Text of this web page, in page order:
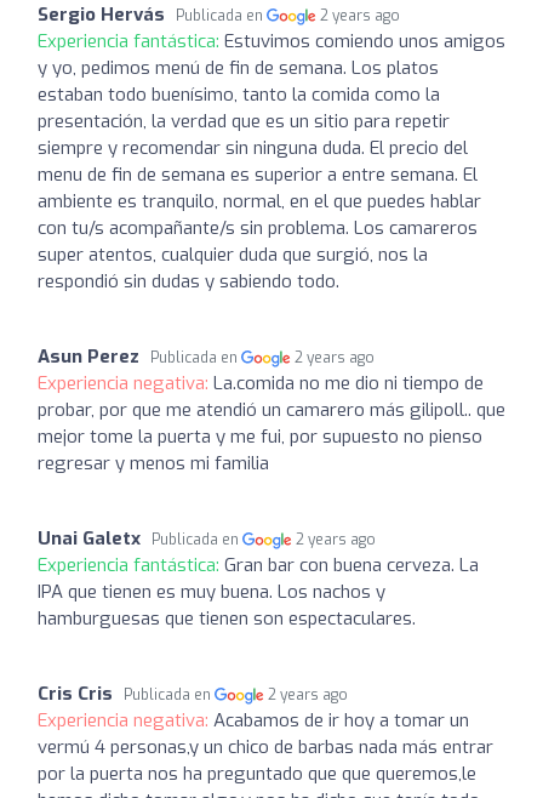
Sergio Hervás Publicada en 2 years ago
Experiencia fantástica: Estuvimos comiendo unos amigos
y yo, pedimos menú de fin de semana. Los platos
estaban todo buenísimo, tanto la comida como la
presentación, la verdad que es un sitio para repetir
siempre y recomendar sin ninguna duda. El precio del
menu de fin de semana es superior a entre semana. El
ambiente es tranquilo, normal, en el que puedes hablar
con tu/s acompañante/s sin problema. Los camareros
super atentos, cualquier duda que surgió, nos la
respondió sin dudas y sabiendo todo.
Asun Perez Publicada en 2 years ago
Experiencia negativa: La.comida no me dio ni tiempo de
probar, por que me atendió un camarero más gilipoll.. que
mejor tome la puerta y me fui, por supuesto no pienso
regresar y menos mi familia
Unai Galetx Publicada en 2 years ago
Experiencia fantástica: Gran bar con buena cerveza. La
IPA que tienen es muy buena. Los nachos y
hamburguesas que tienen son espectaculares.
Cris Cris Publicada en 2 years ago
Experiencia negativa: Acabamos de ir hoy a tomar un
vermú 4 personas,y un chico de barbas nada más entrar
por la puerta nos ha preguntado que que queremos,le